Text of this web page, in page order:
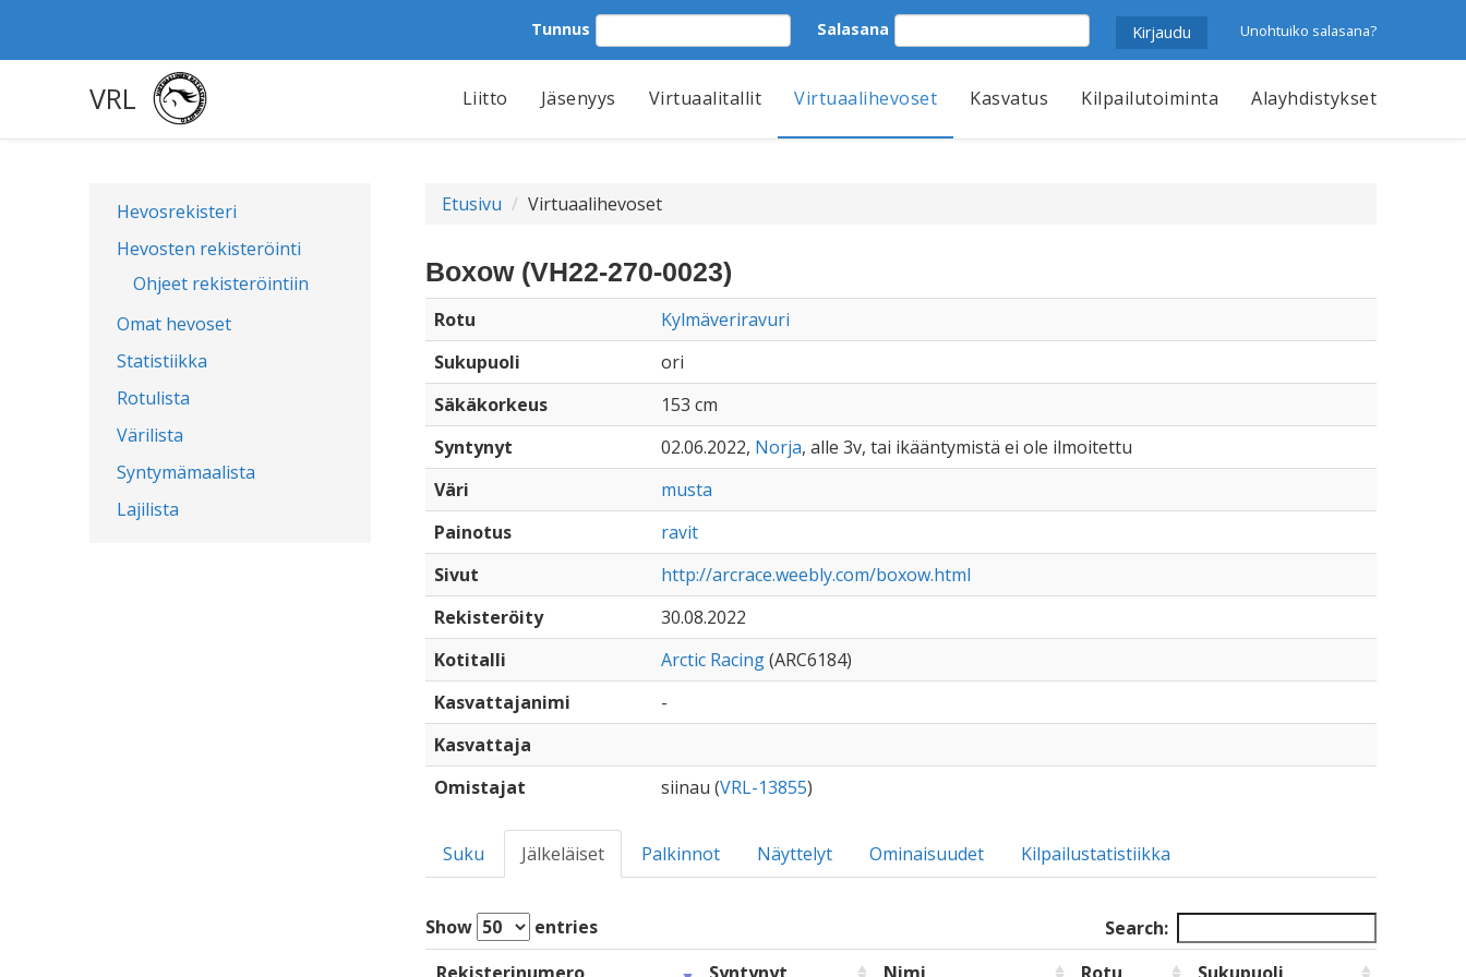
Tunnus Salasana Unohtuiko salasana?
VRL Liitto Jäsenyys Virtuaalitallit Virtuaalihevoset Kasvatus Kilpailutoiminta Alayhdistykset
Hevosrekisteri
Hevosten rekisteröinti
Ohjeet rekisteröintiin
Omat hevoset
Statistiikka
Rotulista
Värilista
Syntymämaalista
Lajilista
Etusivu Virtuaalihevoset
Boxow (VH22-270-0023)
Rotu
Kylmäveriravuri
Sukupuoli
ori
Säkäkorkeus
153 cm
Syntynyt
02.06.2022, Norja, alle 3v, tai ikääntymistä ei ole ilmoitettu
Väri
musta
Painotus
ravit
Sivut
http://arcrace.weebly.com/boxow.html
Rekisteröity
30.08.2022
Kotitalli
Arctic Racing(ARC6184)
Kasvattajanimi
-
Kasvattaja
Omistajat
siinau (VRL-13855)
Suku Jälkeläiset Palkinnot Näyttelyt Ominaisuudet Kilpailustatistiikka
Show entries
Search: